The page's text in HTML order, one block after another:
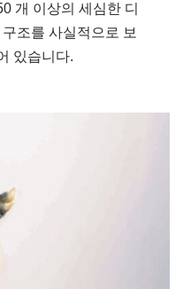
개 이상의 세심한 디
조를 사실적으로 보
있습니다.